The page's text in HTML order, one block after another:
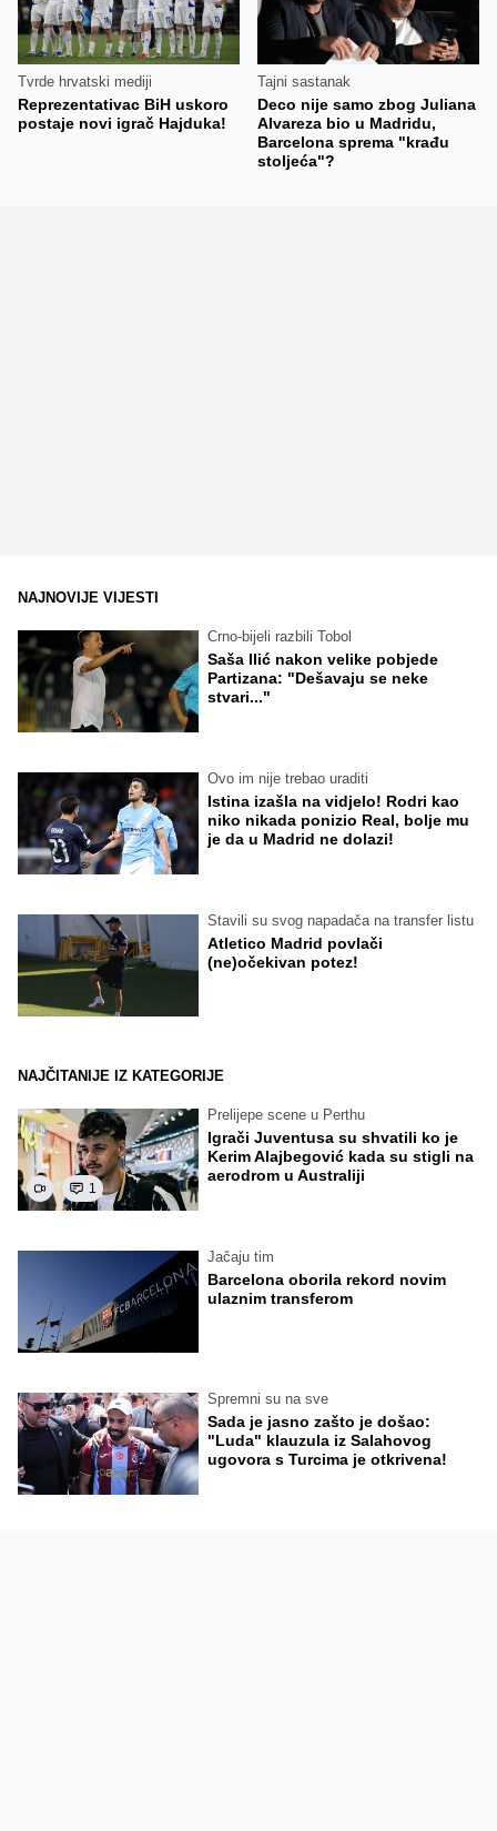
Tvrde hrvatski mediji
Reprezentativac BiH uskoro
postaje novi igrač Hajduka!
Tajni sastanak
Deco nije samo zbog Juliana
Alvareza bio u Madridu,
Barcelona sprema "krađu
stoljeća"?
NAJNOVIJE VIJESTI
Crno-bijeli razbili Tobol
Saša Ilić nakon velike pobjede
Partizana: "Dešavaju se neke
stvari..."
Ovo im nije trebao uraditi
Istina izašla na vidjelo! Rodri kao
niko nikada ponizio Real, bolje mu
je da u Madrid ne dolazi!
Stavili su svog napadača na transfer listu
Atletico Madrid povlači
(ne)očekivan potez!
NAJČITANIJE IZ KATEGORIJE
1
Prelijepe scene u Perthu
Igrači Juventusa su shvatili ko je
Kerim Alajbegović kada su stigli na
aerodrom u Australiji
Jačaju tim
Barcelona oborila rekord novim
ulaznim transferom
Spremni su na sve
Sada je jasno zašto je došao:
"Luda" klauzula iz Salahovog
ugovora s Turcima je otkrivena!